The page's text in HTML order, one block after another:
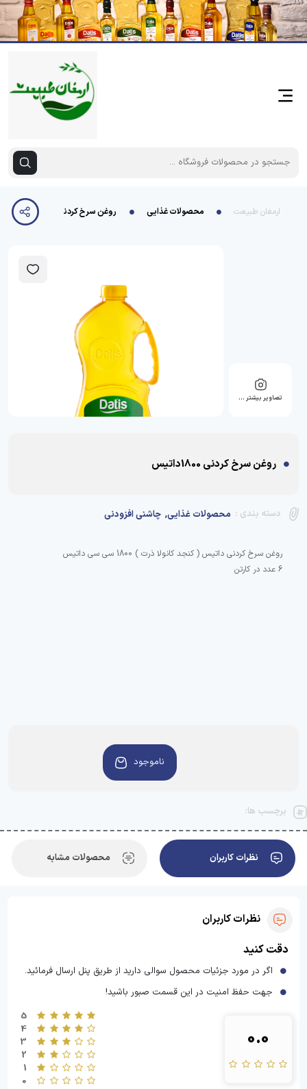
ارمغان طبیعت محصولات غذایی روغن سرخ کردنی 1800داتیس
تصاویر بیشتر …
روغن سرخ کردنی 1800داتیس
دسته بندی : محصولات غذایی, چاشنی افزودنی
6 عدد در کارتن
ناموجود
برچسب ها:
نظرات کاربران محصولات مشابه
نظرات کاربران
دقت کنید
اگر در مورد جزئیات محصول سوالی دارید از طریق پنل ارسال فرمائید.
جهت حفظ امنیت در این قسمت صبور باشید!
0.0
5
4
3
2
1
0